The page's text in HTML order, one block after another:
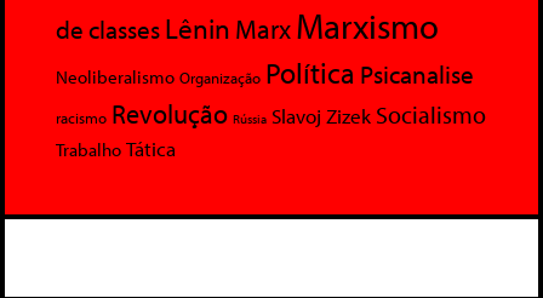
de classesLênin MarxMarxismo
Neoliberalismo Organização Política Psicanalise
racismo Revolução Rússia Slavoj Zizek Socialismo
Trabalho Tática